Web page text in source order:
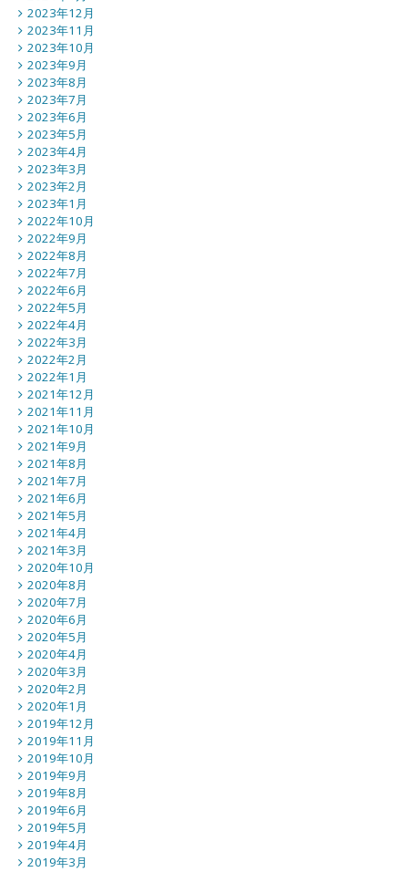
2023年12月
2023年11月
2023年10月
2023年9月
2023年8月
2023年7月
2023年6月
2023年5月
2023年4月
2023年3月
2023年2月
2023年1月
2022年10月
2022年9月
2022年8月
2022年7月
2022年6月
2022年5月
2022年4月
2022年3月
2022年2月
2022年1月
2021年12月
2021年11月
2021年10月
2021年9月
2021年8月
2021年7月
2021年6月
2021年5月
2021年4月
2021年3月
2020年10月
2020年8月
2020年7月
2020年6月
2020年5月
2020年4月
2020年3月
2020年2月
2020年1月
2019年12月
2019年11月
2019年10月
2019年9月
2019年8月
2019年6月
2019年5月
2019年4月
2019年3月